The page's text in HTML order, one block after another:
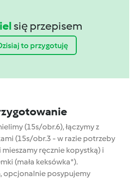
się przepisem
to przygotuję
(15s/obr.6), łączymy z
(15s/obr.3 - w razie potrzeby
ręcznie kopystką) i
(mała keksówka*).
opcjonalnie posypujemy